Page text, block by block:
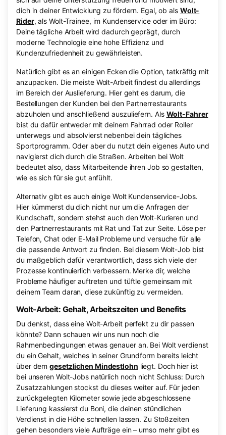
dich in deiner Entwicklung zu fördern. Egal, ob als Wolt-
Rider, als Wolt-Trainee, im Kundenservice oder im Büro:
Deine tägliche Arbeit wird dadurch geprägt, durch
moderne Technologie eine hohe Effizienz und
Kundenzufriedenheit zu gewährleisten.
Natürlich gibt es an einigen Ecken die Option, tatkräftig mit
anzupacken. Die meiste Wolt-Arbeit findest du allerdings
im Bereich der Auslieferung. Hier geht es darum, die
Bestellungen der Kunden bei den Partnerrestaurants
abzuholen und anschließend auszuliefern. Als Wolt-Fahrer
bist du dafür entweder mit deinem Fahrrad oder Roller
unterwegs und absolvierst nebenbei dein tägliches
Sportprogramm. Oder aber du nutzt dein eigenes Auto und
navigierst dich durch die Straßen. Arbeiten bei Wolt
bedeutet also, dass Mitarbeitende ihren Job so gestalten,
wie es sich für sie gut anfühlt.
Alternativ gibt es auch einige Wolt Kundenservice-Jobs.
Hier kümmerst du dich nicht nur um die Anfragen der
Kundschaft, sondern stehst auch den Wolt-Kurieren und
den Partnerrestaurants mit Rat und Tat zur Seite. Löse per
Telefon, Chat oder E-Mail Probleme und versuche für alle
die passende Antwort zu finden. Bei diesem Wolt-Job bist
du maßgeblich dafür verantwortlich, dass sich viele der
Prozesse kontinuierlich verbessern. Merke dir, welche
Probleme häufiger auftreten und tüftle gemeinsam mit
deinem Team daran, diese zukünftig zu vermeiden.
Wolt-Arbeit: Gehalt, Arbeitszeiten und Benefits
Du denkst, dass eine Wolt-Arbeit perfekt zu dir passen
könnte? Dann schauen wir uns nun noch die
Rahmenbedingungen etwas genauer an. Bei Wolt verdienst
du ein Gehalt, welches in seiner Grundform bereits leicht
über demgesetzlichen Mindestlohn liegt. Doch hier ist
bei unseren Wolt-Jobs natürlich noch nicht Schluss: Durch
Zusatzzahlungen stockst du dieses weiter auf. Für jeden
zurückgelegten Kilometer sowie jede abgeschlossene
Lieferung kassierst du Boni, die deinen stündlichen
Verdienst in die Höhe schnellen lassen. Zu Stoßzeiten
gehen besonders viele Aufträge ein – umso mehr gibt es